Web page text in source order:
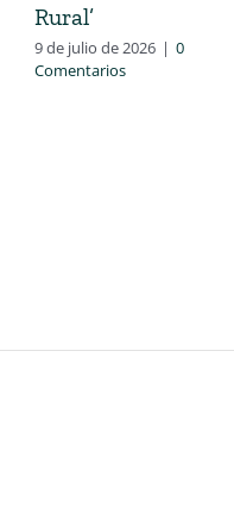
Rural’
9 de julio de 2026 | 0
Comentarios